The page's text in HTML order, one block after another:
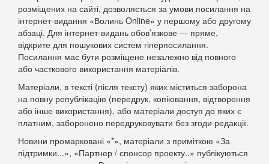
розміщених на сайті, дозволяється за умови посилання на
інтернет-видання «Волинь Online» у першому або другому
абзаці. Для інтернет-видань обов’язкове — пряме,
відкрите для пошукових систем гіперпосилання.
Посилання має бути розміщене незалежно від повного
або часткового використання матеріалів.
Матеріали, в тексті (після тексту) яких міститься заборона
на повну републікацію (передрук, копіювання, відтворення
або інше використання), або матеріали доступ до яких є
платним, заборонено передруковувати без згоди редакції.
Новини промарковані «*», матеріали з приміткою «За
підтримки...», «Партнер / спонсор проекту..» публікуються